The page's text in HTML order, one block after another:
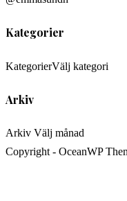
Kategorier
KategorierVälj kategori
Arkiv
Arkiv Välj månad
Copyright - OceanWP